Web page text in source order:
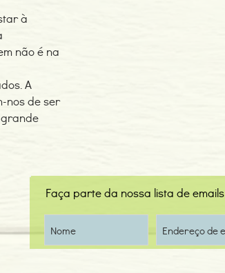
à
não é na
A
nos de ser
grande
Faça parte da nossa lista de emails